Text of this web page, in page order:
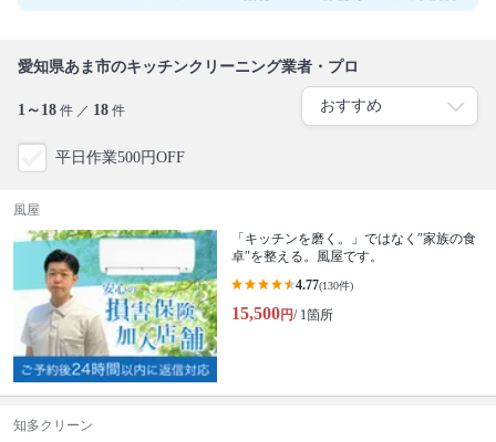
愛知県あま市のキッチンクリーニング業者・プロ
1～18 件 ／ 18 件
平日作業500円OFF
風屋
「キッチンを磨く。」ではなく″家族の食
卓″を整える。風屋です。
4.77(130件)
15,500円/ 1箇所
知多クリーン